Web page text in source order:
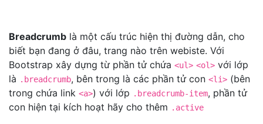
Breadcrumb là một cấu trúc hiện thị đường dẫn, cho
biết bạn đang ở đâu, trang nào trên webiste. Với
Bootstrap xây dựng từ phần tử chứa <ul> <ol> với lớp
là .breadcrumb, bên trong là các phần tử con <li> (bên
trong chứa link <a>) với lớp .breadcrumb-item, phần tử
con hiện tại kích hoạt hãy cho thêm .active